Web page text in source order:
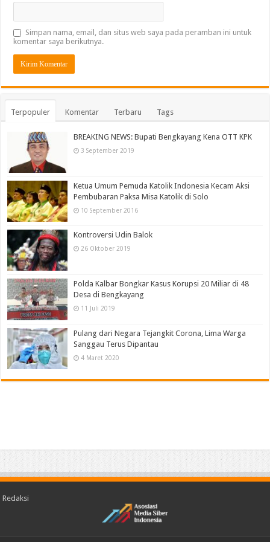
Simpan nama, email, dan situs web saya pada peramban ini untuk
komentar saya berikutnya.
Terpopuler Komentar Terbaru Tags
BREAKING NEWS: Bupati Bengkayang Kena OTT KPK
3 September 2019
Ketua Umum Pemuda Katolik Indonesia Kecam Aksi
Pembubaran Paksa Misa Katolik di Solo
10 September 2016
Kontroversi Udin Balok
26 Oktober 2019
Polda Kalbar Bongkar Kasus Korupsi 20 Miliar di 48
Desa di Bengkayang
11 Juli 2019
Pulang dari Negara Tejangkit Corona, Lima Warga
Sanggau Terus Dipantau
4 Maret 2020
Redaksi